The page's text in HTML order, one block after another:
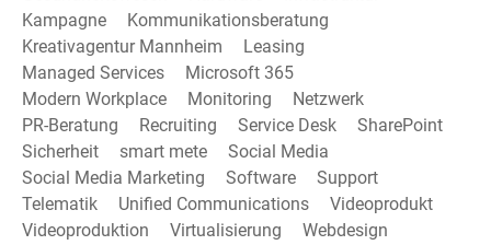
Kampagne
Kommunikationsberatung
Kreativagentur Mannheim
Leasing
Managed Services
Microsoft 365
Modern Workplace
Monitoring
Netzwerk
PR-Beratung
Recruiting Service Desk
SharePoint
Sicherheit
smart mete
Social Media
Social Media Marketing
Software
Support
Telematik
Unified Communications
Videoprodukt
Videoproduktion
Virtualisierung
Webdesign